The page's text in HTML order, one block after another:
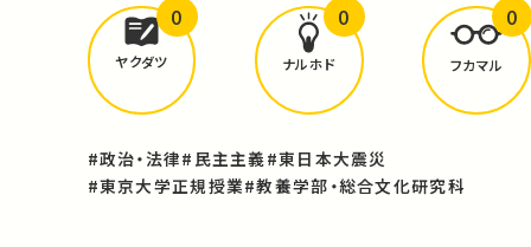
どんな学びがありましたか？
ヤクダツ
0
ナルホド
0
フカマル
0
#政治・法律#民主主義#東日本大震災
#東京大学正規授業#教養学部・総合文化研究科